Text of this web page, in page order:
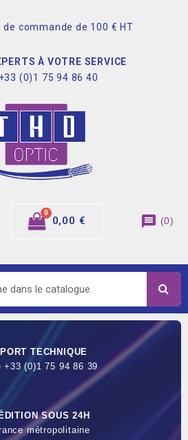
de commande de 100 € HT
À VOTRE SERVICE
+33 (0)1 75 94 86 40
0,00 € message (0)
TECHNIQUE
+33 (0)1 75 94 86 39
SOUS 24H
métropolitaine